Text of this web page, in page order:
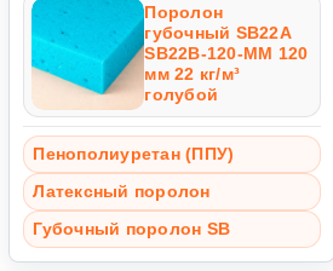
Поролон
губочный SB22A
SB22B-120-MM 120
мм 22 кг/м³
голубой
Пенополиуретан (ППУ)
Латексный поролон
Губочный поролон SB